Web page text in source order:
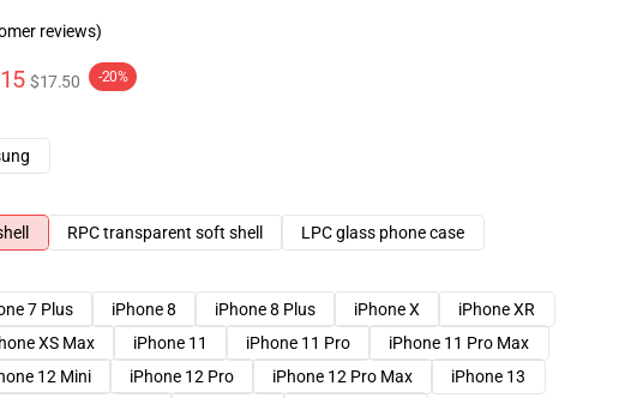
reviews)
$17.50 -20%
RPC transparent soft shell
LPC glass phone case
7 Plus iPhone 8 iPhone 8 Plus iPhone X
iPhone XR
XS Max iPhone 11 iPhone 11 Pro
iPhone 11 Pro Max
12 Mini iPhone 12 Pro iPhone 12 Pro Max
iPhone 13